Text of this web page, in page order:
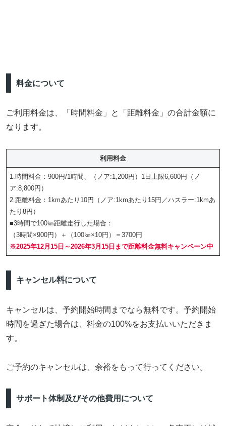
料金について
ご利用料金は、「時間料金」と「距離料金」の合計金額に
なります。
利用料金
1.時間料金：900円/1時間、（ノア:1,200円）1日上限6,600円（ノ
ア:8,800円）
2.距離料金：1kmあたり10円（ノア:1kmあたり15円／ハスラー:1kmあ
たり8円）
■3時間で100㎞距離走行した場合：
（3時間×900円）＋（100㎞×10円）＝3700円
※2025年12月15日～2026年3月15日まで距離料金無料キャンペーン中
キャンセル料について
キャンセルは、予約開始時間までなら無料です。予約開始
時間を過ぎた場合は、料金の100%をお支払いいただきま
す。
ご予約のキャンセルは、余裕をもって行ってください。
サポート体制及びその他費用について